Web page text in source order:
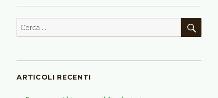
Cerca:
ARTICOLI RECENTI